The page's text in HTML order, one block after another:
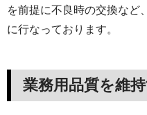
を前提に不良時の交換など
に行なっております。
業務用品質を維